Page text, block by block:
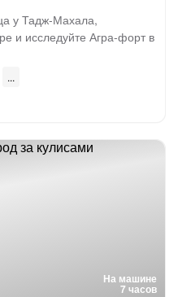
у Тадж-Махала,
и исследуйте Агра-форт в
На машине
7 часов